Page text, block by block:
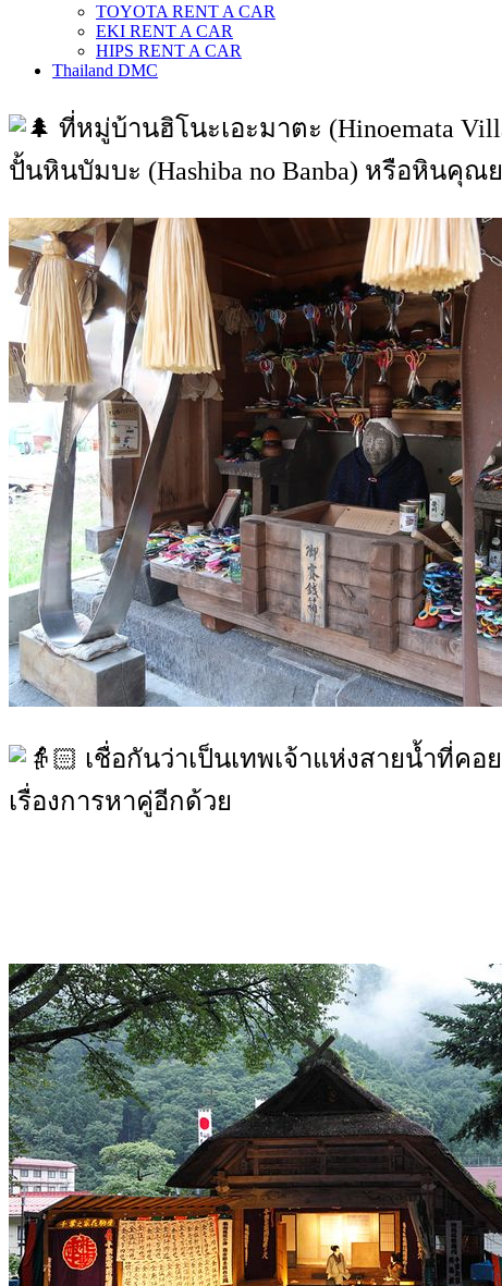
TOYOTA RENT A CAR
EKI RENT A CAR
HIPS RENT A CAR
Thailand DMC
ที่หมู่บ้านฮิโนะเอะมาตะ (Hinoemata
ปั้นหินบัมบะ (Hashiba no Banba) หรือหินคุณ
เชื่อกันว่าเป็นเทพเจ้าแห่งสายน้ำที่ค
เรื่องการหาคู่อีกด้วย